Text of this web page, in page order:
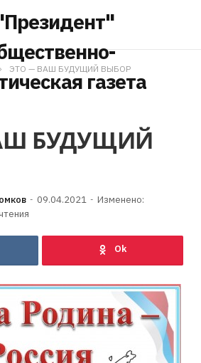
ЭТО — ВАШ БУДУЩИЙ ВЫБОР
БУДУЩИЙ
09.04.2021
Изменено: